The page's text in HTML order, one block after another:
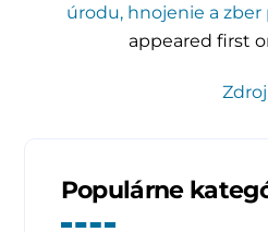
úrodu, hnojenie a zber
appeared first
Zdroj
Populárne